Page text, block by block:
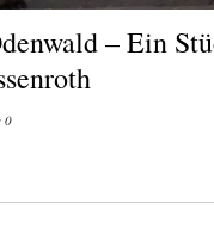
– Ein
0